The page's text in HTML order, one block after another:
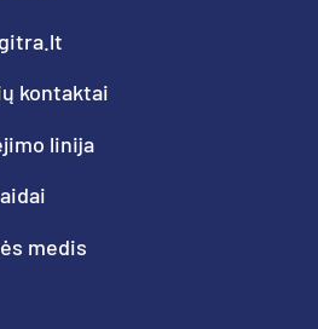
kontaktai
linija
medis